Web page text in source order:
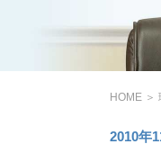
HOME ＞
2010年